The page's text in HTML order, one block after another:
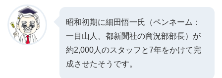
昭和初期に細田悟一氏（ペンネーム：
一目山人、都新聞社の商況部部長）が
約2,000人のスタッフと7年をかけて完
成させたそうです。